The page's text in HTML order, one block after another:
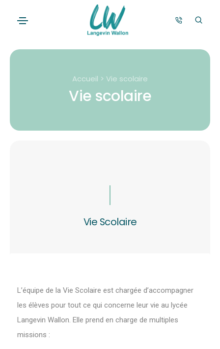
Accueil > Vie scolaire
Vie scolaire
Vie Scolaire
L’équipe de la Vie Scolaire est chargée d’accompagner
les élèves pour tout ce qui concerne leur vie au lycée
Langevin Wallon. Elle prend en charge de multiples
missions :